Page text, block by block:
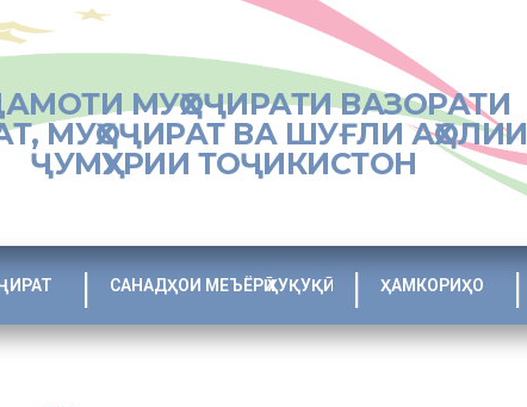
МУҲОҶИРАТИ ВАЗОРАТИ
МУҲОҶИРАТ ВА ШУҒЛИ АҲОЛИИ
ҶУМҲУРИИ ТОҶИКИСТОН
САНАДҲОИ МЕЪЁРӢ ҲУҚУҚӢ ҲАМКОРИҲО